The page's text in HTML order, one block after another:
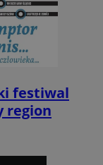
festiwal
region